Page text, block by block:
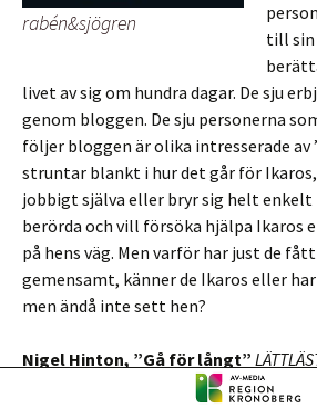
rabén&sjögren
till sin
livet av sig om hundra dagar. De sju
genom bloggen. De sju personerna
följer bloggen är olika intresserade av
struntar blankt i hur det går för
jobbigt själva eller bryr sig helt enkelt
berörda och vill försöka hjälpa Ikaros
på hens väg. Men varför har just de
gemensamt, känner de Ikaros eller
men ändå inte sett hen?
Nigel Hinton, ”Gå för långt”